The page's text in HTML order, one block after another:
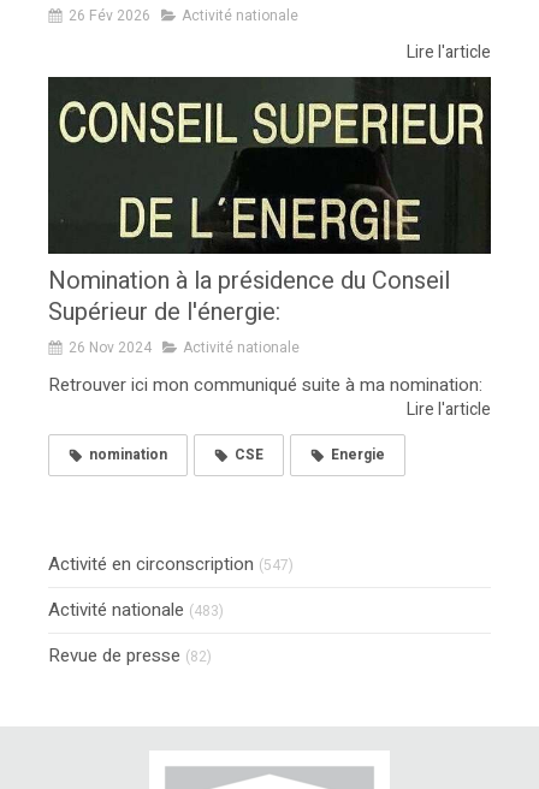
26 Fév 2026 Activité nationale
Lire l'article
Nomination à la présidence du Conseil
Supérieur de l'énergie:
26 Nov 2024 Activité nationale
Retrouver ici mon communiqué suite à ma nomination:
Lire l'article
nomination CSE Energie
Activité en circonscription (547)
Activité nationale (483)
Revue de presse (82)